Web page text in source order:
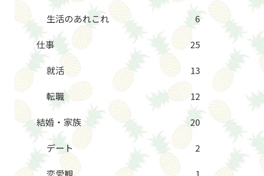
生活のあれこれ
6
仕事
25
就活
13
転職
12
結婚・家族
20
デート
2